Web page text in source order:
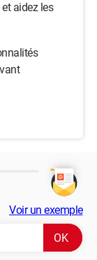
aidez les
Voir un exemple